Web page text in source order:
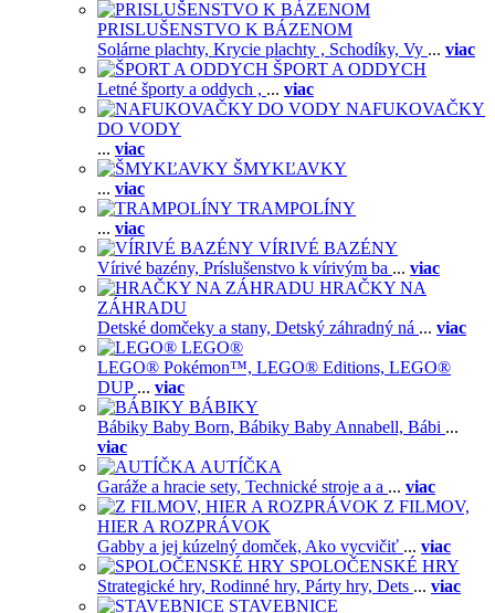
PRISLUŠENSTVO K BÁZENOM
Solárne plachty, Krycie plachty , Schodíky, Vy ... viac
ŠPORT A ODDYCH
Letné športy a oddych , ... viac
NAFUKOVAČKY
DO VODY
... viac
ŠMYKĽAVKY
... viac
TRAMPOLÍNY
... viac
VÍRIVÉ BAZÉNY
Vírivé bazény, Príslušenstvo k vírivým ba ... viac
HRAČKY NA
ZÁHRADU
Detské domčeky a stany, Detský záhradný ná ... viac
LEGO®
LEGO® Pokémon™, LEGO® Editions, LEGO®
DUP ... viac
BÁBIKY
Bábiky Baby Born, Bábiky Baby Annabell, Bábi ...
viac
AUTÍČKA
Garáže a hracie sety, Technické stroje a a ... viac
Z FILMOV,
HIER A ROZPRÁVOK
Gabby a jej kúzelný domček, Ako vycvičiť ... viac
SPOLOČENSKÉ HRY
Strategické hry, Rodinné hry, Párty hry, Dets ... viac
STAVEBNICE